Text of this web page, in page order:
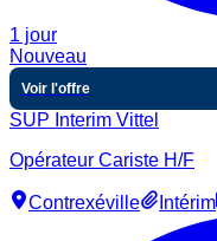
1 jour
Nouveau
Voir l'offre
SUP Interim Vittel
Opérateur Cariste H/F
Contrexéville Intérim